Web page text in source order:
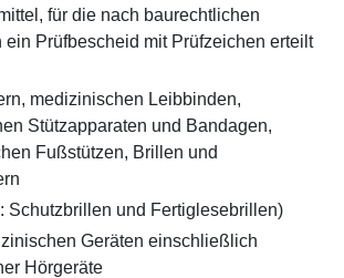
für die nach baurechtlichen
ein Prüfbescheid mit Prüfzeichen erteilt
medizinischen Leibbinden,
Stützapparaten und Bandagen,
Fußstützen, Brillen und
Schutzbrillen und Fertiglesebrillen)
Geräten einschließlich
Hörgeräte